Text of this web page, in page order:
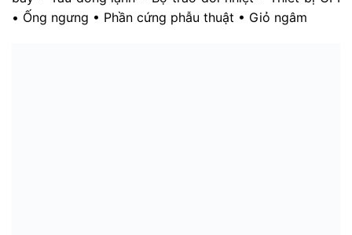
• Ống ngưng • Phần cứng phẫu thuật • Giỏ ngâm